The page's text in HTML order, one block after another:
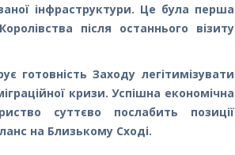
інфраструктури. Це була перша
після останнього візиту
готовність Заходу легітимізувати
кризи. Успішна економічна
суттєво послабить позиції
на Близькому Сході.